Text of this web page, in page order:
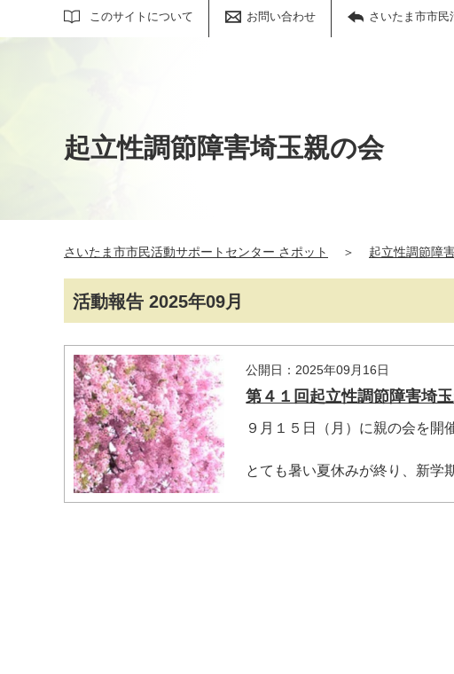
このサイトについて お問い合わせ さいたま市市民
サイト内検索
起立性調節障害埼玉親の会
さいたま市市民活動サポートセンター さポット ＞ 起立性調節障
活動報告 2025年09月
公開日：2025年09月16日
第４１回起立性調節障害埼
９月１５日（月）に親の会を開
とても暑い夏休みが終り、新学
マイメディア検索